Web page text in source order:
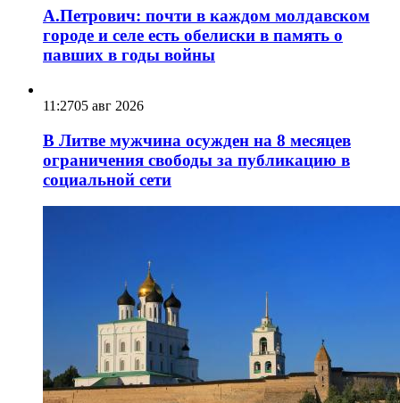
А.Петрович: почти в каждом молдавском
городе и селе есть обелиски в память о
павших в годы войны
11:2705 авг 2026
В Литве мужчина осужден на 8 месяцев
ограничения свободы за публикацию в
социальной сети